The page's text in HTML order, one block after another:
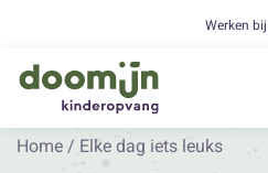
Werken bij
Home / Elke dag iets leuks